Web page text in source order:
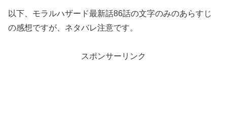
以下、モラルハザード最新話86話の文字のみのあらすじ
の感想ですが、ネタバレ注意です。
スポンサーリンク